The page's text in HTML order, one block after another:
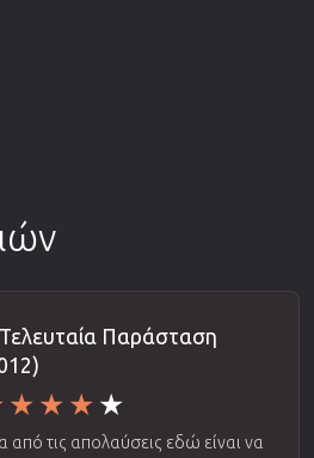
Παράσταση
από τις απολαύσεις εδώ είναι να